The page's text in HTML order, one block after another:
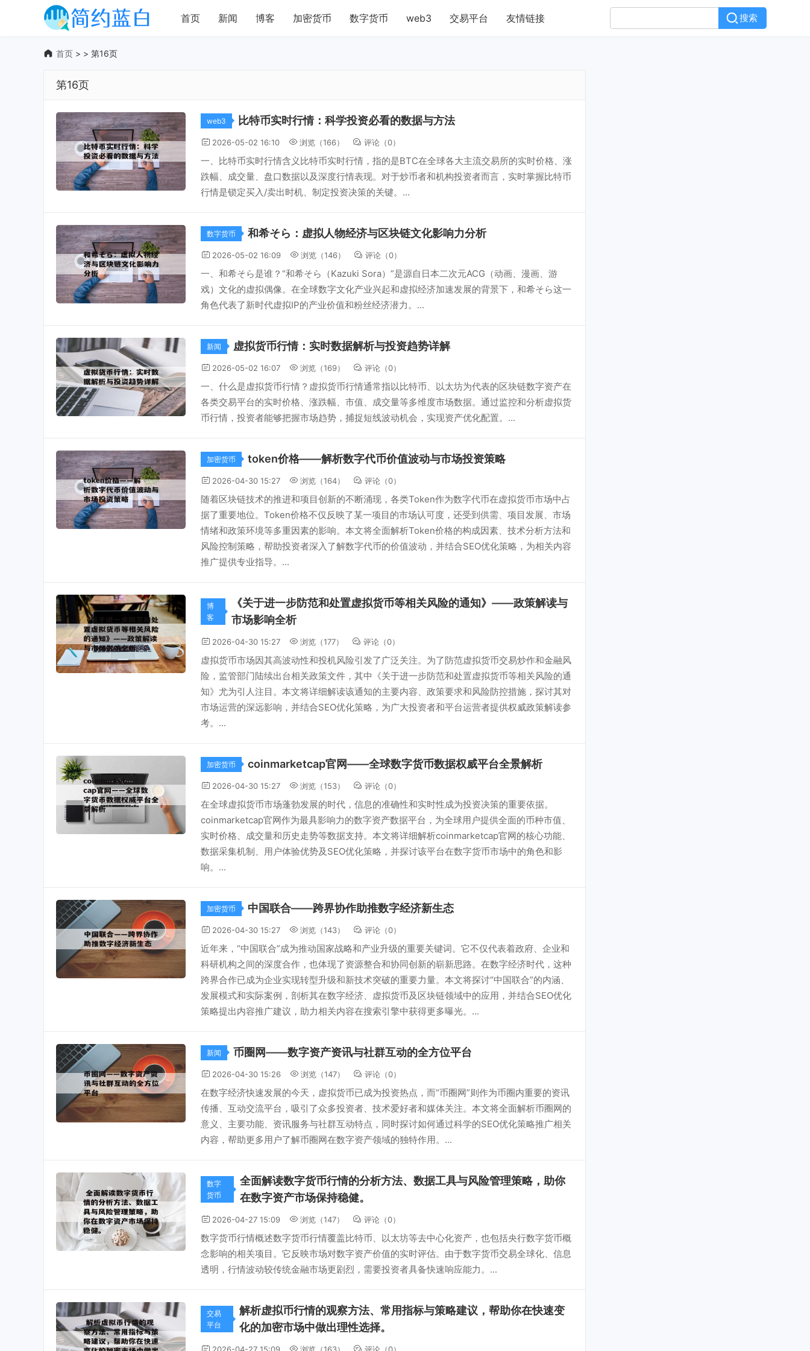
首页 新闻 博客 加密货币 数字货币 web3 交易平台 友情链接 搜索
首页 > > 第16页
第16页
web3 比特币实时行情：科学投资必看的数据与方法
2026-05-02 16:10 浏览（166） 评论（0）
一、比特币实时行情含义比特币实时行情，指的是BTC在全球各大主流交易所的实时价格、涨
跌幅、成交量、盘口数据以及深度行情表现。对于炒币者和机构投资者而言，实时掌握比特币
行情是锁定买入/卖出时机、制定投资决策的关键。...
数字货币 和希そら：虚拟人物经济与区块链文化影响力分析
2026-05-02 16:09 浏览（146） 评论（0）
一、和希そら是谁？“和希そら（Kazuki Sora）”是源自日本二次元ACG（动画、漫画、游
戏）文化的虚拟偶像。在全球数字文化产业兴起和虚拟经济加速发展的背景下，和希そら这一
角色代表了新时代虚拟IP的产业价值和粉丝经济潜力。...
新闻 虚拟货币行情：实时数据解析与投资趋势详解
2026-05-02 16:07 浏览（169） 评论（0）
一、什么是虚拟货币行情？虚拟货币行情通常指以比特币、以太坊为代表的区块链数字资产在
各类交易平台的实时价格、涨跌幅、市值、成交量等多维度市场数据。通过监控和分析虚拟货
币行情，投资者能够把握市场趋势，捕捉短线波动机会，实现资产优化配置。...
加密货币 token价格——解析数字代币价值波动与市场投资策略
2026-04-30 15:27 浏览（164） 评论（0）
随着区块链技术的推进和项目创新的不断涌现，各类Token作为数字代币在虚拟货币市场中占
据了重要地位。Token价格不仅反映了某一项目的市场认可度，还受到供需、项目发展、市场
情绪和政策环境等多重因素的影响。本文将全面解析Token价格的构成因素、技术分析方法和
风险控制策略，帮助投资者深入了解数字代币的价值波动，并结合SEO优化策略，为相关内容
推广提供专业指导。...
博
客
《关于进一步防范和处置虚拟货币等相关风险的通知》——政策解读与
市场影响全析
2026-04-30 15:27 浏览（177） 评论（0）
虚拟货币市场因其高波动性和投机风险引发了广泛关注。为了防范虚拟货币交易炒作和金融风
险，监管部门陆续出台相关政策文件，其中《关于进一步防范和处置虚拟货币等相关风险的通
知》尤为引人注目。本文将详细解读该通知的主要内容、政策要求和风险防控措施，探讨其对
市场运营的深远影响，并结合SEO优化策略，为广大投资者和平台运营者提供权威政策解读参
考。...
加密货币 coinmarketcap官网——全球数字货币数据权威平台全景解析
2026-04-30 15:27 浏览（153） 评论（0）
在全球虚拟货币市场蓬勃发展的时代，信息的准确性和实时性成为投资决策的重要依据。
coinmarketcap官网作为最具影响力的数字资产数据平台，为全球用户提供全面的币种市值、
实时价格、成交量和历史走势等数据支持。本文将详细解析coinmarketcap官网的核心功能、
数据采集机制、用户体验优势及SEO优化策略，并探讨该平台在数字货币市场中的角色和影
响。...
加密货币 中国联合——跨界协作助推数字经济新生态
2026-04-30 15:27 浏览（143） 评论（0）
近年来，“中国联合”成为推动国家战略和产业升级的重要关键词。它不仅代表着政府、企业和
科研机构之间的深度合作，也体现了资源整合和协同创新的崭新思路。在数字经济时代，这种
跨界合作已成为企业实现转型升级和新技术突破的重要力量。本文将探讨“中国联合”的内涵、
发展模式和实际案例，剖析其在数字经济、虚拟货币及区块链领域中的应用，并结合SEO优化
策略提出内容推广建议，助力相关内容在搜索引擎中获得更多曝光。...
新闻 币圈网——数字资产资讯与社群互动的全方位平台
2026-04-30 15:26 浏览（147） 评论（0）
在数字经济快速发展的今天，虚拟货币已成为投资热点，而“币圈网”则作为币圈内重要的资讯
传播、互动交流平台，吸引了众多投资者、技术爱好者和媒体关注。本文将全面解析币圈网的
意义、主要功能、资讯服务与社群互动特点，同时探讨如何通过科学的SEO优化策略推广相关
内容，帮助更多用户了解币圈网在数字资产领域的独特作用。...
数字
货币
全面解读数字货币行情的分析方法、数据工具与风险管理策略，助你
在数字资产市场保持稳健。
2026-04-27 15:09 浏览（147） 评论（0）
数字货币行情概述数字货币行情覆盖比特币、以太坊等去中心化资产，也包括央行数字货币概
念影响的相关项目。它反映市场对数字资产价值的实时评估。由于数字货币交易全球化、信息
透明，行情波动较传统金融市场更剧烈，需要投资者具备快速响应能力。...
交易
平台
解析虚拟币行情的观察方法、常用指标与策略建议，帮助你在快速变
化的加密市场中做出理性选择。